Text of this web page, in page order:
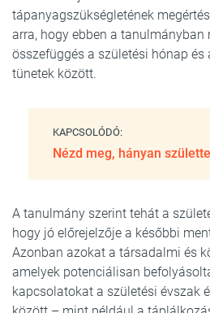
tápanyagszükségletének
arra, hogy ebben a tanulmányban
összefüggés a születési hónap
tünetek között.
KAPCSOLÓDÓ:
Nézd meg, hányan
A tanulmány szerint tehát a
hogy jó előrejelzője a későbbi
Azonban azokat a társadalmi és
amelyek potenciálisan
kapcsolatokat a születési évszak